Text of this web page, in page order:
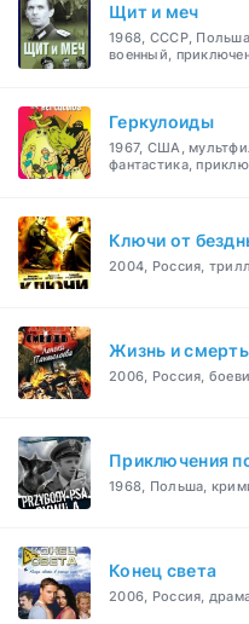
Щит и меч
1968, СССР,
военный,
Геркулоиды
1967, США,
фантастика,
Ключи от
2004, Россия,
Жизнь и
2006, Россия,
Приключения
1968, Польша,
Конец света
2006, Россия,